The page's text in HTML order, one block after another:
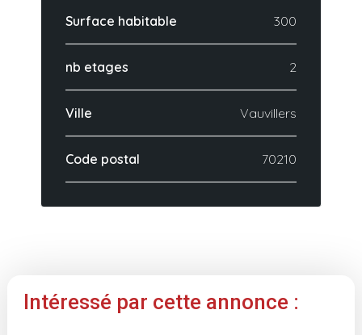
Surface habitable 300
nb etages 2
Ville Vauvillers
Code postal 70210
Intéressé par cette annonce :